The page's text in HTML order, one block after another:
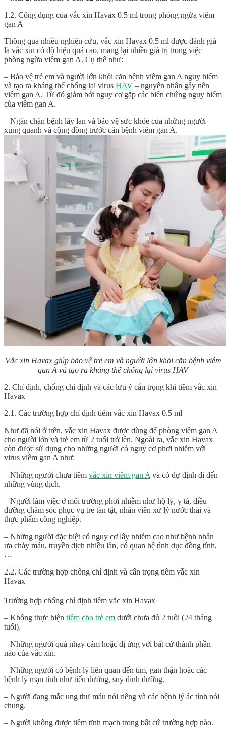
1.2. Công dụng của vắc xin Havax 0.5 ml trong phòng ngừa viêm
gan A
Thông qua nhiều nghiên cứu, vắc xin Havax 0.5 ml được đánh giá
là vắc xin có độ hiệu quả cao, mang lại nhiều giá trị trong việc
phòng ngừa viêm gan A. Cụ thể như:
– Bảo vệ trẻ em và người lớn khỏi căn bệnh viêm gan A nguy hiểm
và tạo ra kháng thể chống lại virus HAV – nguyên nhân gây nên
viêm gan A. Từ đó giảm bớt nguy cơ gặp các biến chứng nguy hiểm
của viêm gan A.
– Ngăn chặn bệnh lây lan và bảo vệ sức khỏe của những người
xung quanh và cộng đồng trước căn bệnh viêm gan A.
Vắc xin Havax giúp bảo vệ trẻ em và người lớn khỏi căn bệnh viêm
gan A và tạo ra kháng thể chống lại virus HAV
2. Chỉ định, chống chỉ định và các lưu ý cẩn trọng khi tiêm vắc xin
Havax
2.1. Các trường hợp chỉ định tiêm vắc xin Havax 0.5 ml
Như đã nói ở trên, vắc xin Havax được dùng để phòng viêm gan A
cho người lớn và trẻ em từ 2 tuổi trở lên. Ngoài ra, vắc xin Havax
còn được sử dụng cho những người có nguy cơ phơi nhiễm với
virus viêm gan A như:
– Những người chưa tiêm vắc xin viêm gan A và có dự định đi đến
những vùng dịch.
– Người làm việc ở môi trường phơi nhiễm như hộ lý, y tá, điều
dưỡng chăm sóc phục vụ trẻ tàn tật, nhân viên xử lý nước thải và
thực phẩm công nghiệp.
– Những người đặc biệt có nguy cơ lây nhiễm cao như bệnh nhân
ưa chảy máu, truyền dịch nhiều lần, có quan hệ tình dục đồng tính,
…
2.2. Các trường hợp chống chỉ định và cẩn trọng tiêm vắc xin
Havax
Trường hợp chống chỉ định tiêm vắc xin Havax
– Không thực hiện tiêm cho trẻ em dưới chưa đủ 2 tuổi (24 tháng
tuổi).
– Những người quá nhạy cảm hoặc dị ứng với bất cứ thành phần
nào của vắc xin.
– Những người có bệnh lý liên quan đến tim, gan thận hoặc các
bệnh lý mạn tính như tiểu đường, suy dinh dưỡng.
– Người đang mắc ung thư máu nói riêng và các bệnh lý ác tính nói
chung.
– Người không được tiêm tĩnh mạch trong bất cứ trường hợp nào.